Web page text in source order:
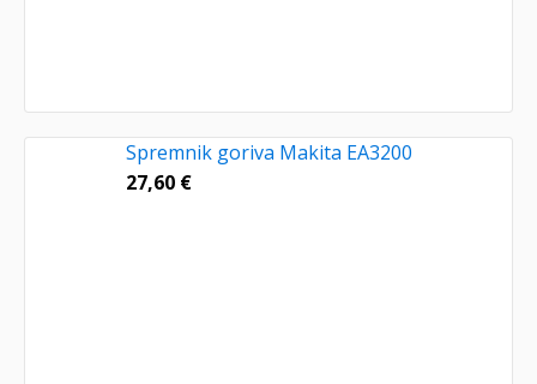
Spremnik goriva Makita EA3200
27,60 €